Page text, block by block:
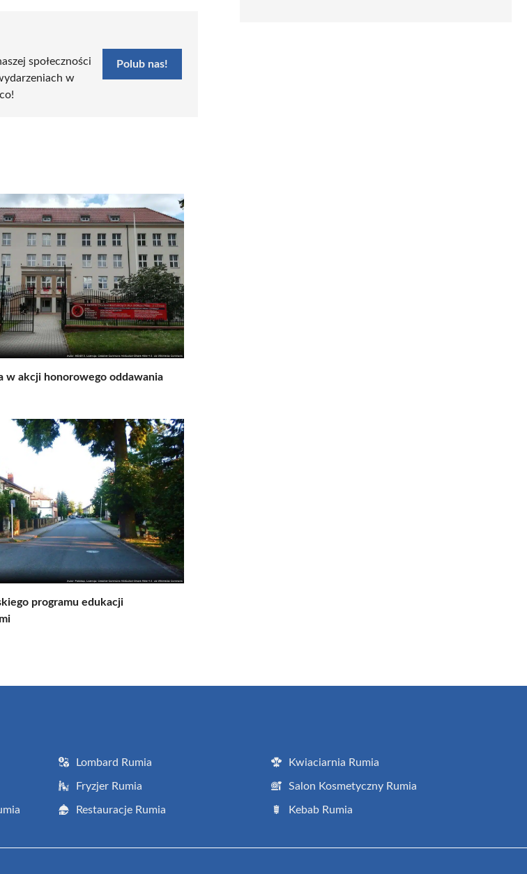
społeczności
w
Polub nas!
w akcji honorowego oddawania
programu edukacji
Lombard Rumia Kwiaciarnia Rumia
Fryzjer Rumia Salon Kosmetyczny Rumia
Restauracje Rumia Kebab Rumia